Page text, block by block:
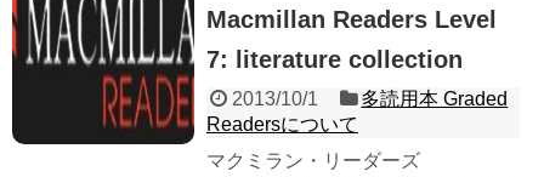
Macmillan Readers Level
7: literature collection
2013/10/1
多読用本 Graded
Readersについて
マクミラン・リーダーズ